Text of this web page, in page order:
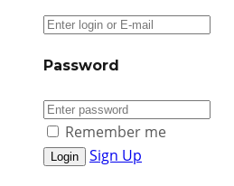
Password
Remember me
Sign Up